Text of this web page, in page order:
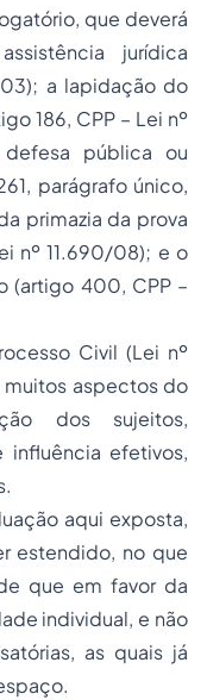
que deverá
jurídica
a lapidação do
186, CPP – Lei nº
pública ou
parágrafo único,
primazia da prova
nº 11.690/08); e o
(artigo 400, CPP –
Civil (Lei nº
muitos aspectos do
dos sujeitos,
influência efetivos,
aqui exposta,
estendido, no que
que em favor da
individual, e não
as quais já